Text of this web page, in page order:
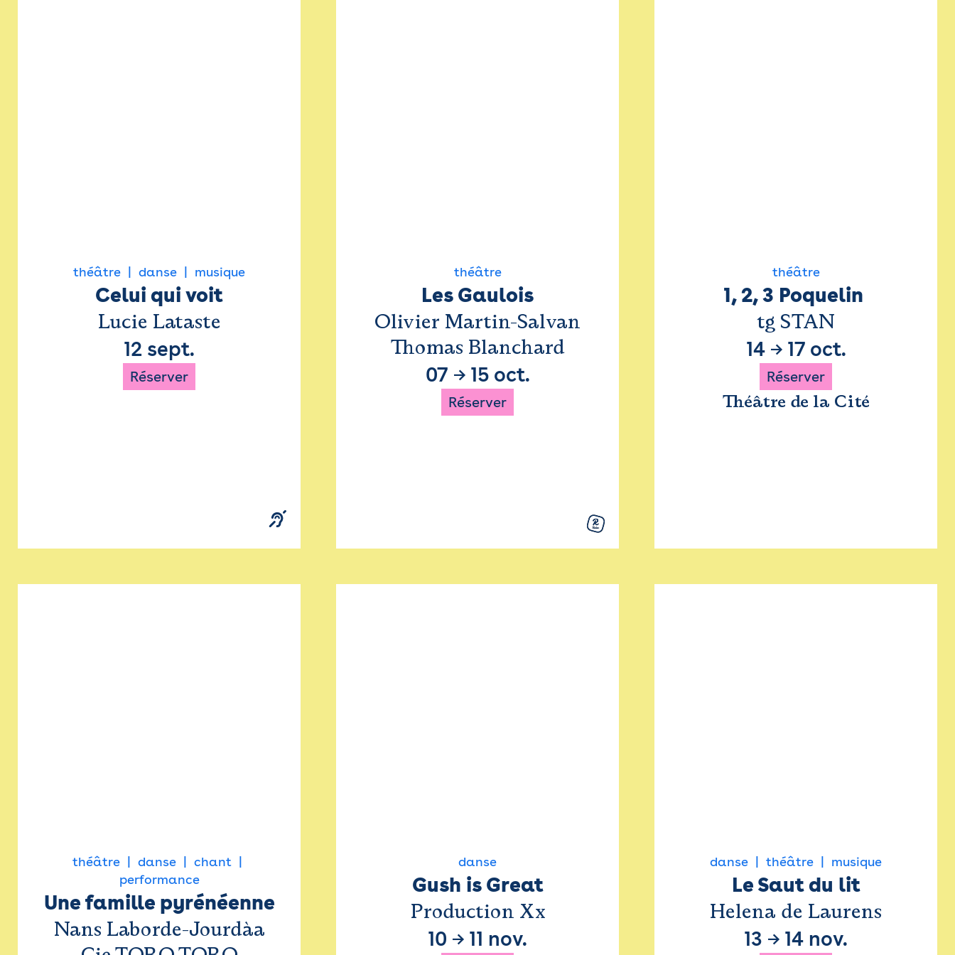
théâtre danse musique
Celui qui voit
Lucie Lataste
12 sept.
Réserver
théâtre
Les Gaulois
Olivier Martin-Salvan
Thomas Blanchard
07 → 15 oct.
Réserver
théâtre
1, 2, 3 Poquelin
tg STAN
14→ 17 oct.
Réserver
Théâtre de la Cité
théâtre danse
chant
performance
Une famille pyrénéenne
Nans Laborde-Jourdàa
danse
Gush is Great
Production Xx
10 → 11 nov.
danse théâtre musique
Le Saut du lit
Helena de Laurens
13 → 14 nov.